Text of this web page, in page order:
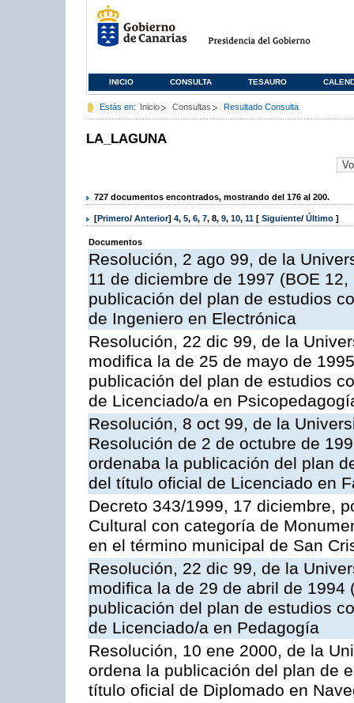
INICIO CONSULTA TESAURO
Estás en: Inicio Consultas Resultado Consulta
LA_LAGUNA
727 documentos encontrados, mostrando del 176 al 200.
[Primero/ Anterior] 4, 5, 6, 7, 8, 9, 10, 11 [ Siguiente/ Último ]
Documentos
Resolución, 2 ago 99, de la
11 de diciembre de 1997 (BOE
publicación del plan de estudios
de Ingeniero en Electrónica
Resolución, 22 dic 99, de la
modifica la de 25 de mayo de
publicación del plan de estudios
de Licenciado/a en
Resolución, 8 oct 99, de la
Resolución de 2 de octubre de
ordenaba la publicación del plan
del título oficial de Licenciado en
Decreto 343/1999, 17 diciembre,
Cultural con categoría de
en el término municipal de San
Resolución, 22 dic 99, de la
modifica la de 29 de abril de 1994
publicación del plan de estudios
de Licenciado/a en Pedagogía
Resolución, 10 ene 2000, de la
ordena la publicación del plan de
título oficial de Diplomado en